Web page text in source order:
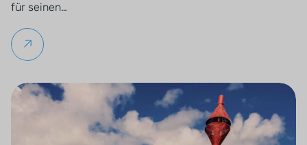
für seinen…
Weiterlesen